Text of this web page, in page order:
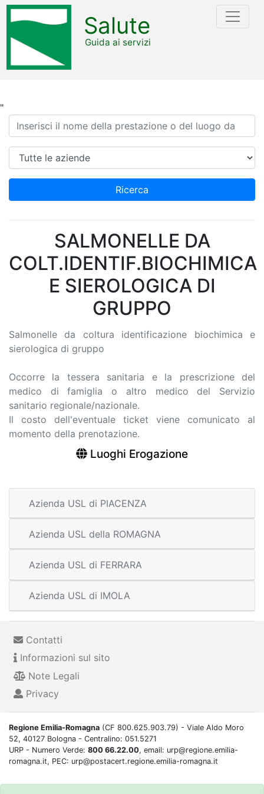
"
Salute
Guida ai servizi
Ricerca
Azienda
Ricerca
SALMONELLE DA
COLT.IDENTIF.BIOCHIMICA
E SIEROLOGICA DI
GRUPPO
Salmonelle da coltura identificazione biochimica e
sierologica di gruppo
Occorre la tessera sanitaria e la prescrizione del
medico di famiglia o altro medico del Servizio
sanitario regionale/nazionale.
Il costo dell'eventuale ticket viene comunicato al
momento della prenotazione.
Luoghi Erogazione
Azienda USL di PIACENZA
Azienda USL della ROMAGNA
Azienda USL di FERRARA
Azienda USL di IMOLA
Contatti
Informazioni sul sito
Note Legali
Privacy
Regione Emilia-Romagna (CF 800.625.903.79) - Viale Aldo Moro
52, 40127 Bologna - Centralino: 051.5271
URP - Numero Verde: 800 66.22.00, email: urp@regione.emilia-
romagna.it, PEC: urp@postacert.regione.emilia-romagna.it